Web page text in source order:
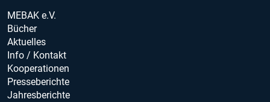
MEBAK e.V.
Bücher
Aktuelles
Info / Kontakt
Kooperationen
Presseberichte
Jahresberichte